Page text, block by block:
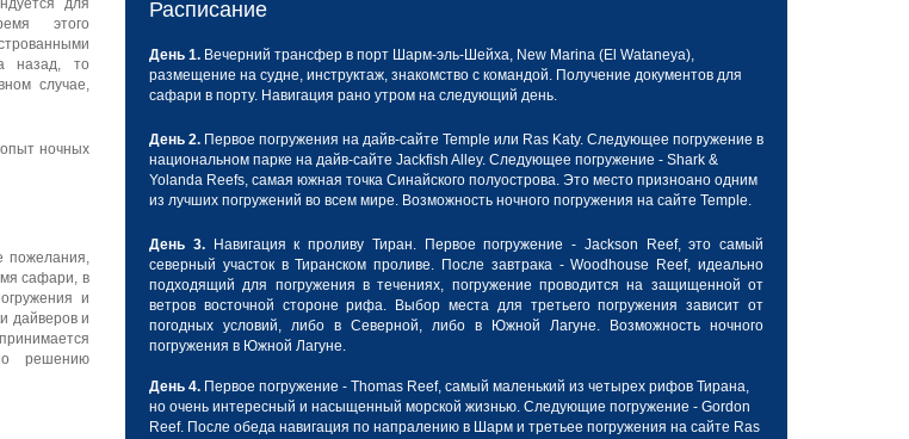
для
этого
назад, то
случае,
ночных
пожелания,
сафари, в
и
дайверов и
решению
Расписание
День 1. Вечерний трансфер в порт Шарм-эль-Шейха, New Marina (El Wataneya),
размещение на судне, инструктаж, знакомство с командой. Получение документов для
сафари в порту. Навигация рано утром на следующий день.
День 2. Первое погружения на дайв-сайте Temple или Ras Katy. Следующее погружение в
национальном парке на дайв-сайте Jackfish Alley. Следующее погружение - Shark &
Yolanda Reefs, самая южная точка Синайского полуострова. Это место призноано одним
из лучших погружений во всем мире. Возможность ночного погружения на сайте Temple.
День 3.Навигация к проливу Тиран.
Первое погружение - Jackson Reef, это самый
северный участок в Тиранском проливе. После завтрака - Woodhouse Reef, идеально
подходящий для погружения в течениях, погружение проводится на защищенной от
ветров восточной стороне рифа. Выбор места для третьего погружения зависит от
погодных условий, либо в Северной, либо в Южной Лагуне. Возможность ночного
погружения в Южной Лагуне.
День 4. Первое погружение - Thomas Reef, самый маленький из четырех рифов Тирана,
но очень интересный и насыщенный морской жизнью. Следующие погружение - Gordon
Reef. После обеда навигация по напралению в Шарм и третьее погружения на сайте Ras